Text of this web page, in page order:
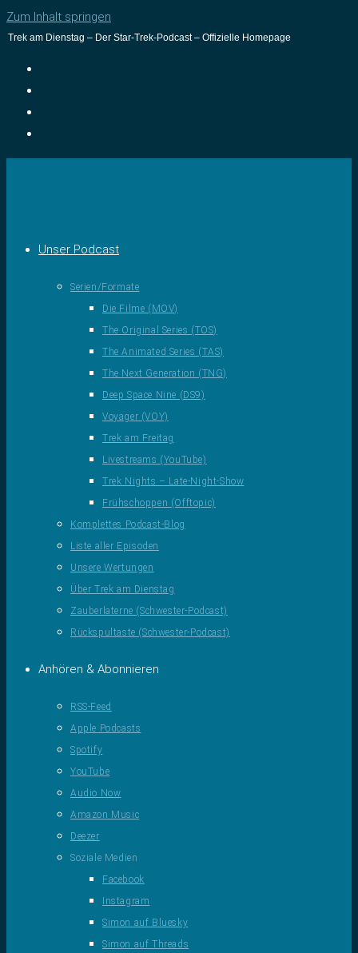
Zum Inhalt springen
Trek am Dienstag – Der Star-Trek-Podcast – Offizielle Homepage
Unser Podcast
Serien/Formate
Die Filme (MOV)
The Original Series (TOS)
The Animated Series (TAS)
The Next Generation (TNG)
Deep Space Nine (DS9)
Voyager (VOY)
Trek am Freitag
Livestreams (YouTube)
Trek Nights – Late-Night-Show
Frühschoppen (Offtopic)
Komplettes Podcast-Blog
Liste aller Episoden
Unsere Wertungen
Über Trek am Dienstag
Zauberlaterne (Schwester-Podcast)
Rückspultaste (Schwester-Podcast)
Anhören & Abonnieren
RSS-Feed
Apple Podcasts
Spotify
YouTube
Audio Now
Amazon Music
Deezer
Soziale Medien
Facebook
Instagram
Simon auf Bluesky
Simon auf Threads